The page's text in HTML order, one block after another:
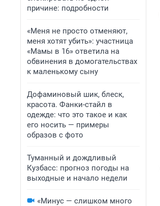
причине: подробности
«Меня не просто отменяют,
меня хотят убить»: участница
«Мамы в 16» ответила на
обвинения в домогательствах
к маленькому сыну
Дофаминовый шик, блеск,
красота. Фанки-стайл в
одежде: что это такое и как
его носить — примеры
образов с фото
Туманный и дождливый
Кузбасс: прогноз погоды на
выходные и начало недели
«Минус — слишком много